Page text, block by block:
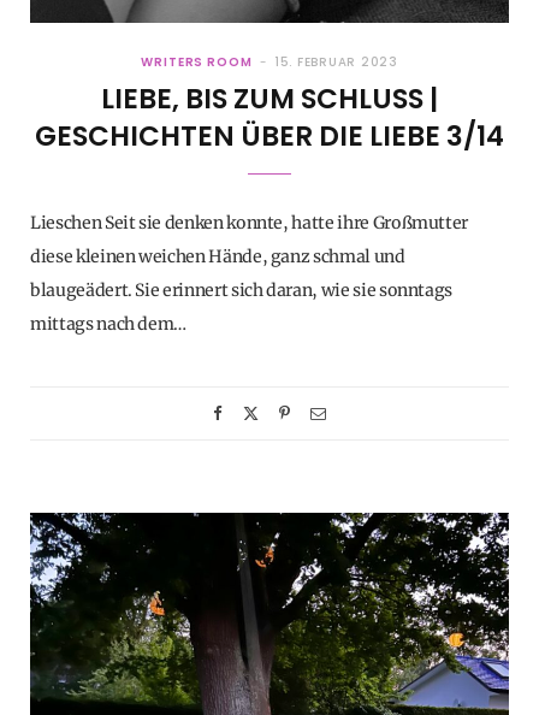
WRITERS ROOM 15. FEBRUAR 2023
LIEBE, BIS ZUM SCHLUSS |
GESCHICHTEN ÜBER DIE LIEBE 3/14
Lieschen Seit sie denken konnte, hatte ihre Großmutter
diese kleinen weichen Hände, ganz schmal und
blaugeädert. Sie erinnert sich daran, wie sie sonntags
mittags nach dem…